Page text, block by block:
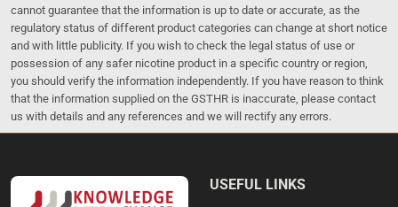
cannot guarantee that the information is up to date or accurate, as the
regulatory status of different product categories can change at short notice
and with little publicity. If you wish to check the legal status of use or
possession of any safer nicotine product in a specific country or region,
you should verify the information independently. If you have reason to think
that the information supplied on the GSTHR is inaccurate, please contact
us with details and any references and we will rectify any errors.
USEFUL LINKS